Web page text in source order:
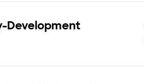
Development